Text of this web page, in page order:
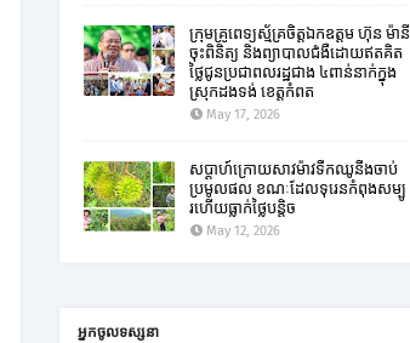
ក្រុមគ្រូពេទ្យស្ម័គ្រចិត្តឯកឧត្តម ហ៊ុន ម៉ានី
ចុះពិនិត្យ និងព្យាបាលជំងឺដោយឥតគិត
ថ្លៃជូនប្រជាពលរដ្ឋជាង ៤ពាន់នាក់ក្នុង
ស្រុកដងទង់ ខេត្តកំពត
May 17, 2026
សប្តាហ៍ក្រោយសាវម៉ាវទឹកឈូនឹងចាប់
ប្រមូលផល ខណៈដែលទុរេនកំពុងសម្បូ
រហើយធ្លាក់ថ្លៃបន្តិច
May 12, 2026
អ្នកចូលទស្សនា